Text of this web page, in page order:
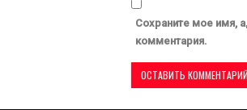
Сохраните мое имя,
комментария.